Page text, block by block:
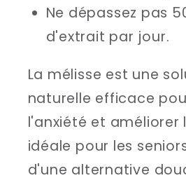
Ne dépassez pas
d'extrait par jour.
La mélisse est une
naturelle efficace
l'anxiété et améliorer
idéale pour les
d'une alternative